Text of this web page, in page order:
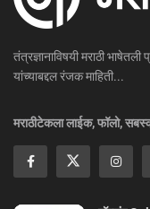
तंत्रज्ञानाविषयी मराठी
यांच्याबद्दल रंजक माहिती...
मराठीटेकला लाईक, फॉलो,